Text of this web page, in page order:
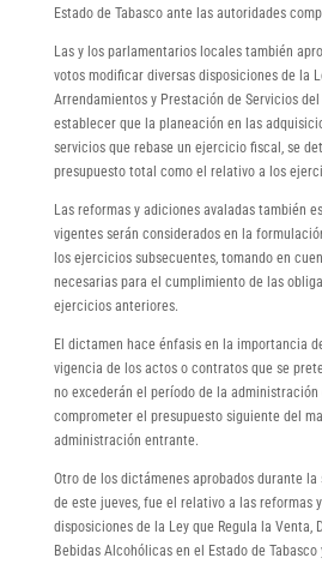
Estado de Tabasco ante las autoridades
Las y los parlamentarios locales también
votos modificar diversas disposiciones de la
Arrendamientos y Prestación de Servicios del
establecer que la planeación en las
servicios que rebase un ejercicio fiscal, se
presupuesto total como el relativo a los
Las reformas y adiciones avaladas también
vigentes serán considerados en la
los ejercicios subsecuentes, tomando en
necesarias para el cumplimiento de las
ejercicios anteriores.
El dictamen hace énfasis en la importancia
vigencia de los actos o contratos que se
no excederán el período de la
comprometer el presupuesto siguiente del
administración entrante.
Otro de los dictámenes aprobados durante
de este jueves, fue el relativo a las reformas
disposiciones de la Ley que Regula la Venta,
Bebidas Alcohólicas en el Estado de